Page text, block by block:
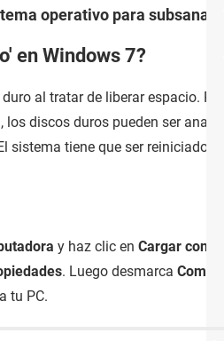
operativo para subsanar
en Windows 7?
al tratar de liberar espacio.
discos duros pueden ser
sistema tiene que ser reiniciado
y haz clic en Cargar
. Luego desmarca
tu PC.